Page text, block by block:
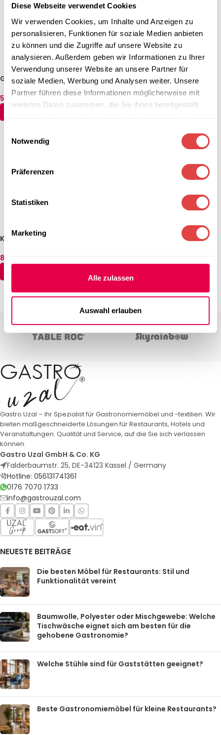
Diese Webseite verwendet Cookies
Wir verwenden Cookies, um Inhalte und Anzeigen zu
personalisieren, Funktionen für soziale Medien anbieten
zu können und die Zugriffe auf unsere Website zu
analysieren. Außerdem geben wir Informationen zu Ihrer
Verwendung unserer Website an unsere Partner für
soziale Medien, Werbung und Analysen weiter. Unsere
Partner führen diese Informationen möglicherweise mit
weiteren Daten zusammen, die Sie ihnen bereitgestellt
Notwendig
Präferenzen
Statistiken
Marketing
Alle zulassen
Auswahl erlauben
Grillplatte elektrisch geriffelt
Tisch 230 V | REDFOX – PD
2020 RB
593,81 €
Kontaktgrill kombiniert
elektrisch 57×24 400 V |
REDFOX – PD 2020 M
1.426,81€
Kontaktgrill PM 2015 LL
831,81
Kontaktgrill PS 2010 L
Gastro Uzal – Ihr Spezialist für Gastronomiemöbel und -textilien. Wir
bieten maßgeschneiderte Lösungen für Restaurants, Hotels und
Veranstaltungen. Qualität und Service, auf die Sie sich verlassen
können.
Gastro Uzal GmbH & Co. KG
Falderbaumstr. 25, DE-34123 Kassel / Germany
Hotline: 056131741361
0176 7070 1733
info@gastrouzal.com
NEUESTE BEITRÄGE
Die besten Möbel für Restaurants: Stil und
Funktionalität vereint
Baumwolle, Polyester oder Mischgewebe: Welche
Tischwäsche eignet sich am besten für die
gehobene Gastronomie?
Welche Stühle sind für Gaststätten geeignet?
Beste Gastronomiemöbel für kleine Restaurants?